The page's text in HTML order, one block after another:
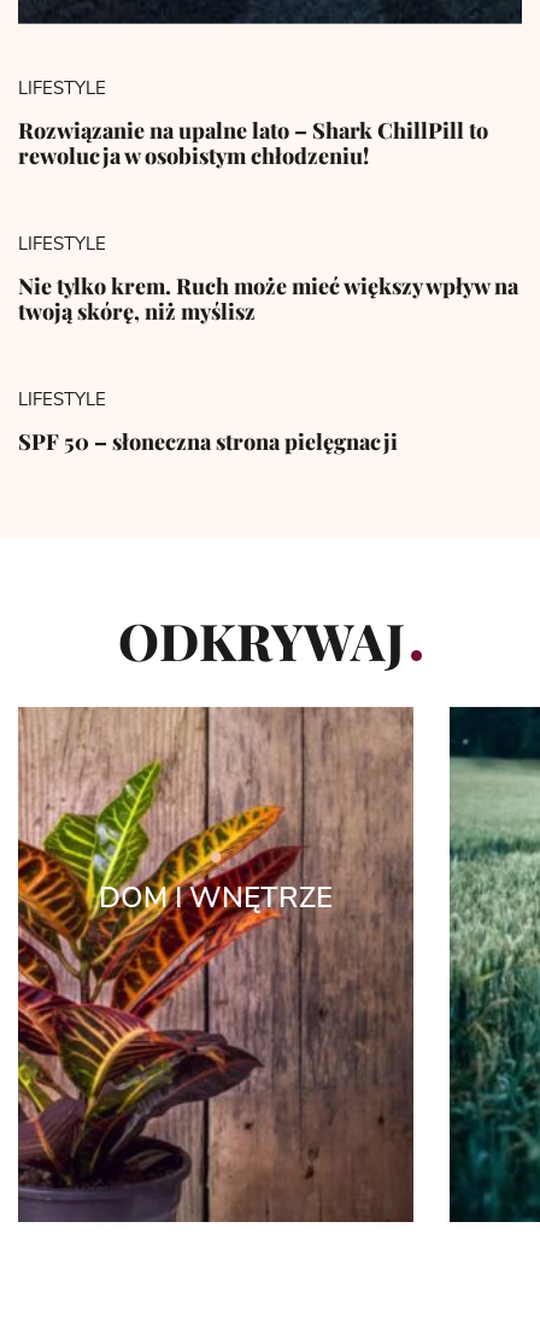
LIFESTYLE
Rozwiązanie na upalne lato – Shark ChillPill to
rewolucja w osobistym chłodzeniu!
LIFESTYLE
Nie tylko krem. Ruch może mieć większy wpływ na
twoją skórę, niż myślisz
LIFESTYLE
SPF 50 – słoneczna strona pielęgnacji
ODKRYWAJ
DOM I WNĘTRZE